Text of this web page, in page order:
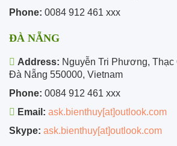
Phone: 0084 912 461 xxx
ĐÀ NẴNG
Address: Nguyễn Tri Phương, Thạc
Đà Nẵng 550000, Vietnam
Phone: 0084 912 461 xxx
Email: ask.bienthuy[at]outlook.com
Skype: ask.bienthuy[at]outlook.com